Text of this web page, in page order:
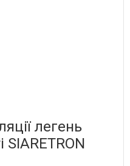
легень
SIARETRON